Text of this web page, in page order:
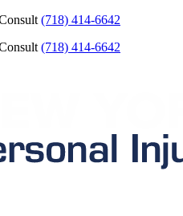
(718) 414-6642
(718) 414-6642